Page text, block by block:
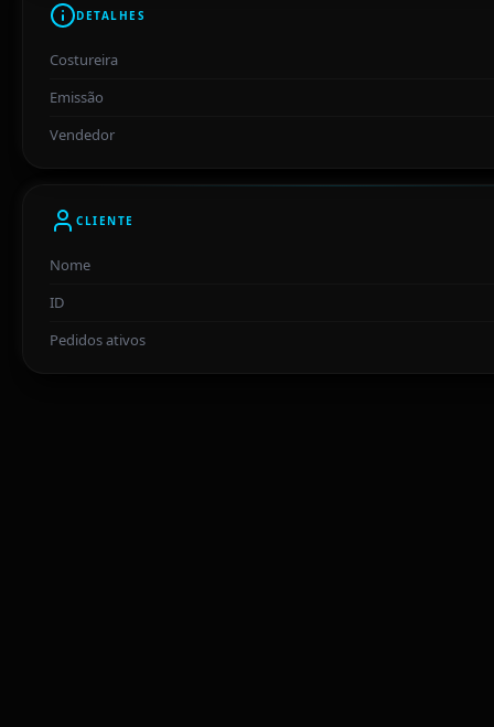
DETALHES
Costureira
Emissão
Vendedor
CLIENTE
Nome
ID
Pedidos ativos